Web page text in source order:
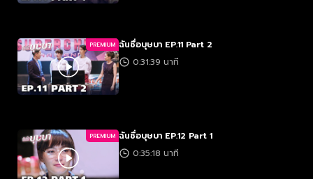
PREMIUM ฉันชื่อบุษบา EP.11 Part 2
0:31:39 นาที
PREMIUM ฉันชื่อบุษบา EP.12 Part 1
0:35:18 นาที